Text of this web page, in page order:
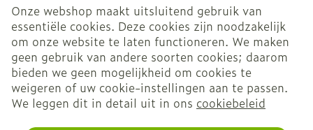
Onze webshop maakt uitsluitend gebruik van
essentiële cookies. Deze cookies zijn noodzakelijk
om onze website te laten functioneren. We maken
geen gebruik van andere soorten cookies; daarom
bieden we geen mogelijkheid om cookies te
weigeren of uw cookie-instellingen aan te passen.
We leggen dit in detail uit in ons cookiebeleid
Juridische links